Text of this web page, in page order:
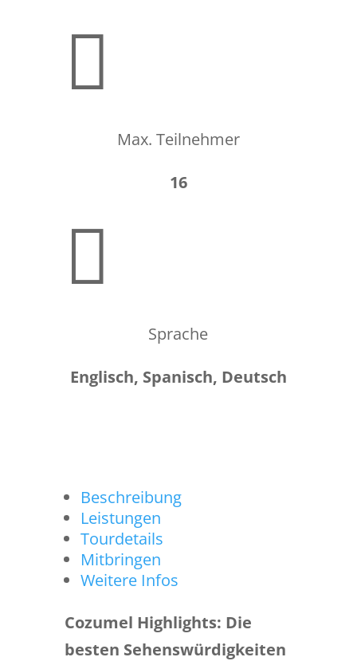

Max. Teilnehmer
16

Sprache
Englisch, Spanisch, Deutsch
Beschreibung
Leistungen
Tourdetails
Mitbringen
Weitere Infos
Cozumel Highlights: Die
besten Sehenswürdigkeiten